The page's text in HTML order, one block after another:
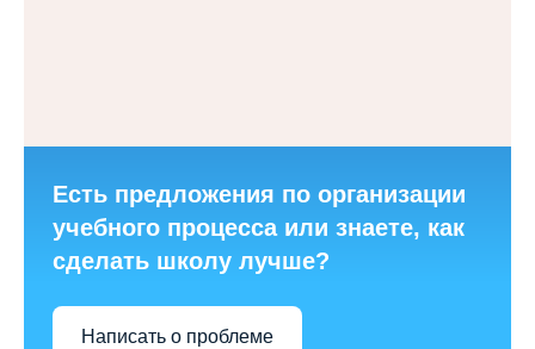
Есть предложения по организации
учебного процесса или знаете, как
сделать школу лучше?
Написать о проблеме